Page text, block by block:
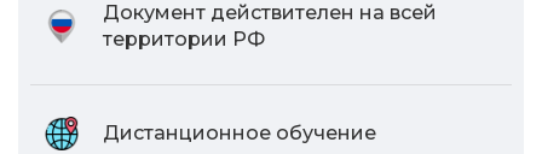
Документ действителен на всей
территории РФ
Дистанционное обучение